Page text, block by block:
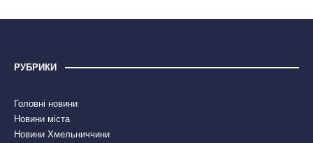
РУБРИКИ
Головні новини
Новини міста
Новини Хмельниччини